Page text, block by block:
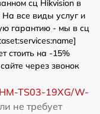
сц Hikvision в
все виды услуг и
гарантию - мы в сц
стоить на -15%
через звонок
TS03-19XG/W-
не требует